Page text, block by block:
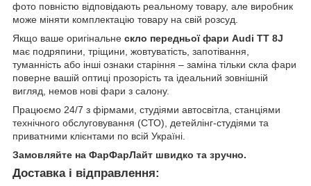
фото повністю відповідають реальному товару, але виробник
може міняти комплектацію товару на свій розсуд.
Якщо ваше оригінальне скло передньої фари Audi TT 8J
має подряпини, тріщини, жовтуватість, запотівання,
туманність або інші ознаки старіння – заміна тільки скла фари
поверне вашій оптиці прозорість та ідеальний зовнішній
вигляд, немов нові фари з салону.
Працюємо 24/7 з фірмами, студіями автосвітла, станціями
технічного обслуговування (СТО), детейлінг-студіями та
приватними клієнтами по всій Україні.
Замовляйте на ФарФарЛайт швидко та зручно.
Доставка і відправлення: